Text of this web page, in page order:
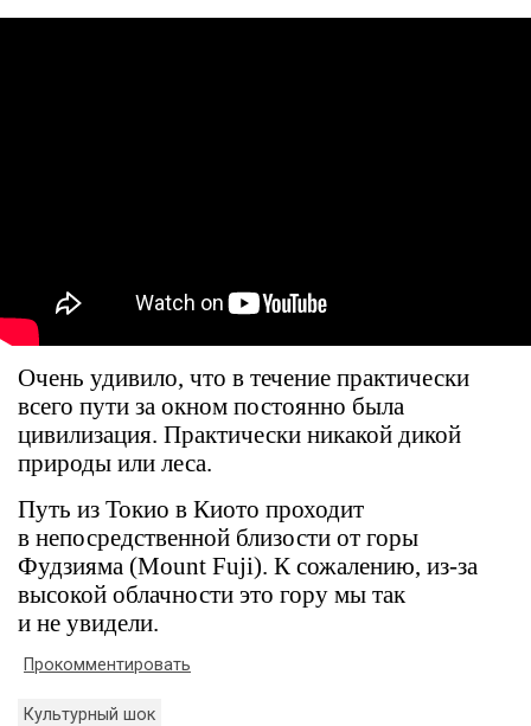
Очень удивило, что в течение практически
всего пути за окном постоянно была
цивилизация. Практически никакой дикой
природы или леса.
Путь из Токио в Киото проходит
в непосредственной близости от горы
Фудзияма (Mount Fuji). К сожалению, из-за
высокой облачности это гору мы так
и не увидели.
Прокомментировать
Культурный шок